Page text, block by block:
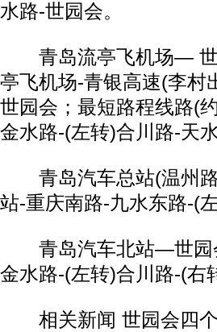
水路-世园会。
青岛流亭飞机场— 世
亭飞机场-青银高速(李村
世园会；最短路程线路(
金水路-(左转)合川路-天
青岛汽车总站(温州路
站-重庆南路-九水东路-(
青岛汽车北站—世园
金水路-(左转)合川路-(右
相关新闻 世园会四个